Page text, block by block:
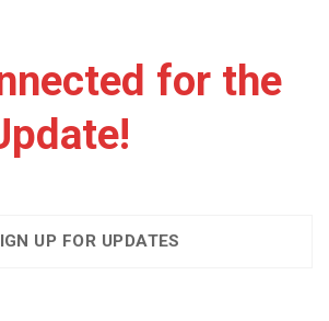
for the
UP FOR UPDATES